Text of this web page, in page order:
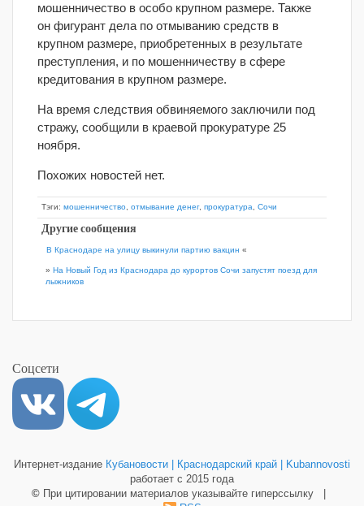
мошенничество в особо крупном размере. Также
он фигурант дела по отмыванию средств в
крупном размере, приобретенных в результате
преступления, и по мошенничеству в сфере
кредитования в крупном размере.
На время следствия обвиняемого заключили под
стражу, сообщили в краевой прокуратуре 25
ноября.
Похожих новостей нет.
Тэги: мошенничество отмывание денег, прокуратура Сочи
Другие сообщения
В Краснодаре на улицу выкинули партию вакцин «
» На Новый Год из Краснодара до курортов Сочи запустят поезд для
лыжников
Соцсети
Интернет-издание Кубановости | Краснодарский край | Kubannovosti
работает с 2015 года
© При цитировании материалов указывайте гиперссылку |